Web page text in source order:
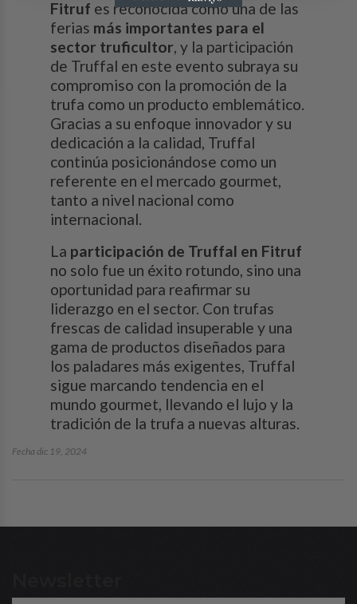
Fitruf es reconocida como una de las
ferias más importantes para el
sector truficultor, y la participación
de Truffal en este evento subraya su
compromiso con la promoción de la
trufa como un producto emblemático.
Gracias a su enfoque innovador y su
dedicación a la calidad, Truffal
continúa posicionándose como un
referente en el mercado gourmet,
tanto a nivel nacional como
internacional.
La participación de Truffal en Fitruf
no solo fue un éxito rotundo, sino una
oportunidad para reafirmar su
liderazgo en el sector. Con trufas
frescas de calidad insuperable y una
gama de productos diseñados para
los paladares más exigentes, Truffal
sigue marcando tendencia en el
mundo gourmet, llevando el lujo y la
tradición de la trufa a nuevas alturas.
Fecha dic 19, 2024